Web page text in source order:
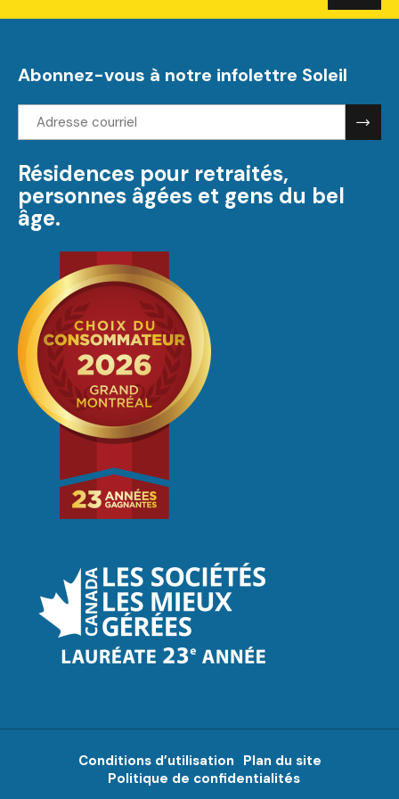
Abonnez-vous à notre infolettre Soleil
Adresse
courriel:
Résidences pour retraités,
personnes âgées et gens du bel
âge.
Conditions d’utilisation Plan du site
Politique de confidentialités